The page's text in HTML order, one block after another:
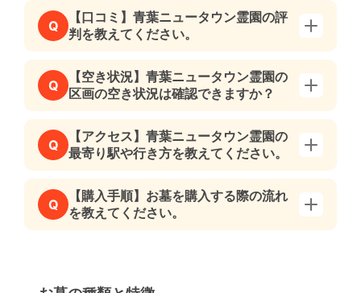
Q
【口コミ】青葉ニュータウン霊園の評
判を教えてください。
Q
【空き状況】青葉ニュータウン霊園の
区画の空き状況は確認できますか？
Q
【アクセス】青葉ニュータウン霊園の
最寄り駅や行き方を教えてください。
Q
【購入手順】お墓を購入する際の流れ
を教えてください。